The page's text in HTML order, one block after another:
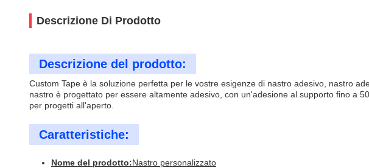
Descrizione Di Prodotto
Descrizione del prodotto:
Custom Tape è la soluzione perfetta per le vostre esigenze di nastro adesivo, nastro
nastro è progettato per essere altamente adesivo, con un'adesione al supporto fino a
per progetti all'aperto.
Caratteristiche:
Nome del prodotto:Nastro personalizzato